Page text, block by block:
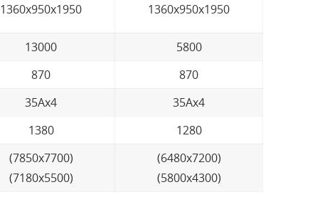
1360x950x1950 1360x950x1950
13000
5800
870
870
35Ax4
35Ax4
1380 1280
(7850x7700)
(7180x5500)
(6480x7200)
(5800x4300)